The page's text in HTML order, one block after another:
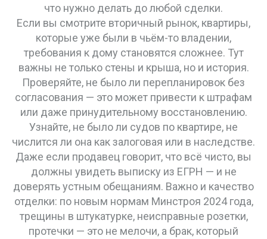
что нужно делать до любой сделки.
Если вы смотрите вторичный рынок, квартиры,
которые уже были в чьём-то владении,
требования к дому становятся сложнее. Тут
важны не только стены и крыша, но и история.
Проверяйте, не было ли перепланировок без
согласования — это может привести к штрафам
или даже принудительному восстановлению.
Узнайте, не было ли судов по квартире, не
числится ли она как залоговая или в наследстве.
Даже если продавец говорит, что всё чисто, вы
должны увидеть выписку из ЕГРН — и не
доверять устным обещаниям. Важно и качество
отделки: по новым нормам Минстроя 2024 года,
трещины в штукатурке, неисправные розетки,
протечки — это не мелочи, а брак, который